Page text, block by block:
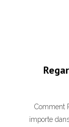
Comment
importe